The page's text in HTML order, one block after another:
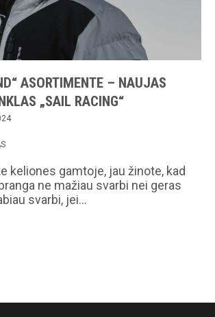
ASORTIMENTE – NAUJAS
„SAIL RACING“
keliones gamtoje, jau žinote, kad
ne mažiau svarbi nei geras
svarbi, jei…